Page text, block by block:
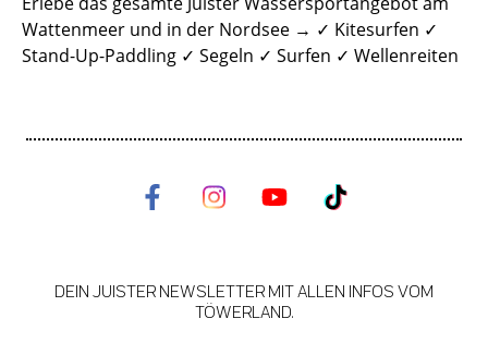
Wattenmeer und in der Nordsee → ✓ Kitesurfen ✓
Stand-Up-Paddling ✓ Segeln ✓ Surfen ✓ Wellenreiten
DEIN JUISTER NEWSLETTER MIT ALLEN INFOS VOM
TÖWERLAND.